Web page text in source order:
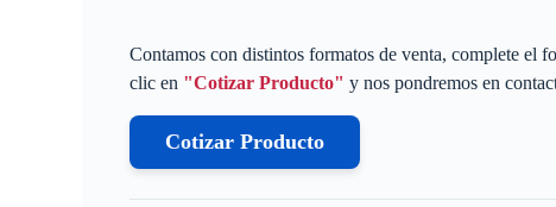
Contamos con distintos formatos de venta, complete el
clic en "Cotizar Producto" y nos pondremos en
Cotizar Producto